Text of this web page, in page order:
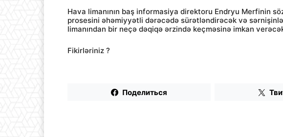
Hava limanının baş informasiya direktoru Endryu Merfinin
prosesini əhəmiyyətli dərəcədə sürətləndirəcək və
limanından bir neçə dəqiqə ərzində keçməsinə imkan
Fikirləriniz ?
Поделиться